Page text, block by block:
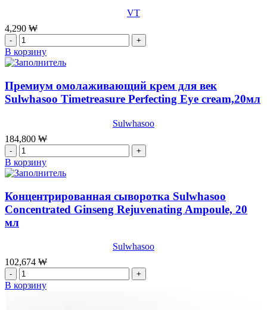
Cica
Daily
Soothing
MaskT,350гр
(30шт)
VT
4,290 ₩
Количество
товара
[VT]
воспалений
SPOT
VT,48шт
В корзину
Премиум омолаживающий крем для век
Sulwhasoo Timetreasure Perfecting Eye cream,20мл
Sulwhasoo
184,800 ₩
Количество
товара
Премиум
для
век
Sulwhasoo
Eye
cream,20мл
В корзину
Концентрированная сыворотка Sulwhasoo
Concentrated Ginseng Rejuvenating Ampoule, 20
мл
Sulwhasoo
102,674 ₩
Количество
товара
Концентрированная
В корзину